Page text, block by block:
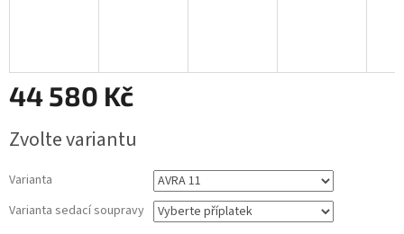
44 580 Kč
cena:
Zvolte variantu
Varianta
Varianta sedací soupravy